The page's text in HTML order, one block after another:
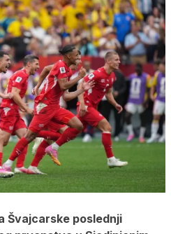
Švajcarske poslednji